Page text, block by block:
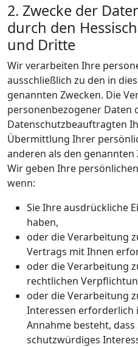
2. Zwecke der
durch den
und Dritte
Wir verarbeiten Ihre
ausschließlich zu den in
genannten Zwecken. Die
personenbezogener Daten
Datenschutzbeauftragten
Übermittlung Ihrer
anderen als den
Wir geben Ihre
wenn:
Sie Ihre ausdrückliche
haben,
oder die Verarbeitung
Vertrags mit Ihnen
oder die Verarbeitung
rechtlichen
oder die Verarbeitung
Interessen erforderlich
Annahme besteht,
schutzwürdiges